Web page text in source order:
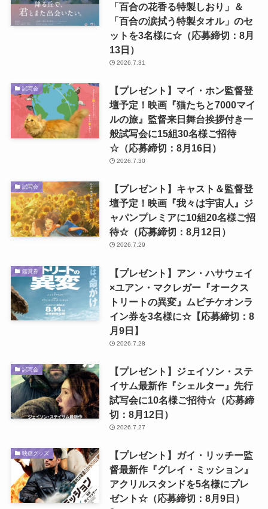
「百合の花香る特製しおり」＆
「百合の涙拭う特製タオル」のセ
ットを3名様に☆（応募締切：8月
13日）
2026.7.31
試写会
【プレゼント】マイ・ホン監督登
壇予定！映画『猫たちと7000マイ
ルの旅』監督来日舞台挨拶付き一
般試写会に15組30名様ご招待
☆（応募締切：8月16日）
2026.7.30
試写会
【プレゼント】キャスト＆監督登
壇予定！映画『我々は宇宙人』ジ
ャパンプレミアに10組20名様ご招
待☆（応募締切：8月12日）
2026.7.29
鑑賞券
【プレゼント】アン・ハサウェイ
×ユアン・マクレガー『オークス
トリートの異変』ムビチケオンラ
イン券を3名様に☆【応募締切：8
月9日】
2026.7.28
試写会
【プレゼント】ジェイソン・ステ
イサム最新作『シェルター』先行
試写会に10名様ご招待☆（応募締
切：8月12日）
2026.7.27
映画グッズ
【プレゼント】ガイ・リッチー監
督最新作『グレイ・ミッション』
アクリルスタンドを5名様にプレ
ゼント☆（応募締切：8月9日）